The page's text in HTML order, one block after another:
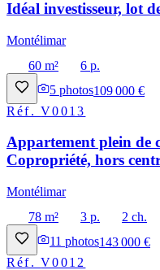
Idéal investisseur, lot
Montélimar
60 m²
6 p.
5 photos109 000 €
Réf.V0013
Appartement plein de
Copropriété, hors
Montélimar
78 m²
3 p.
2 ch.
11 photos143 000 €
Réf.V0012